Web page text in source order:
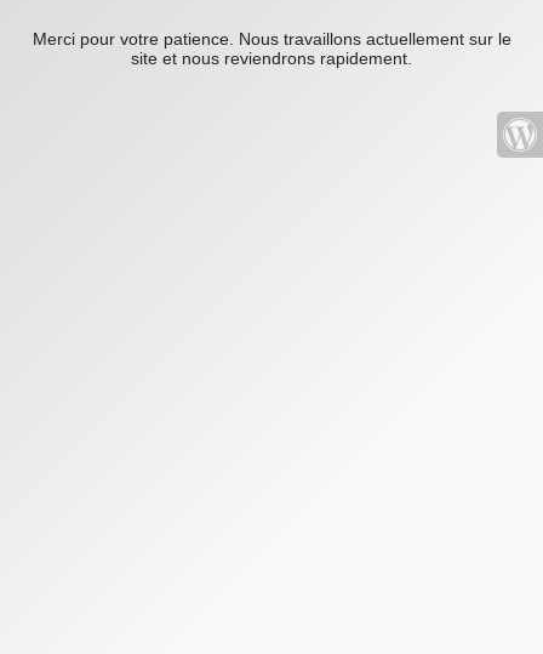
Merci pour votre patience. Nous travaillons actuellement sur le
site et nous reviendrons rapidement.